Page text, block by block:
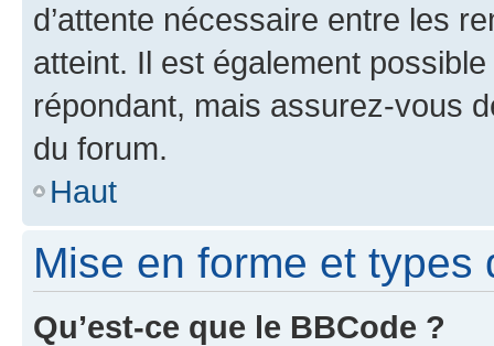
d’attente nécessaire entre les
atteint. Il est également
répondant, mais assurez-vous
du forum.
Haut
Mise en forme et types
Qu’est-ce que le BBCode ?